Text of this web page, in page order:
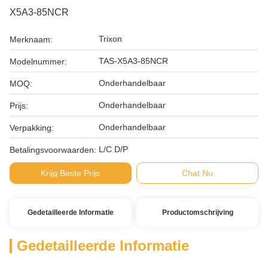
X5A3-85NCR
Merknaam: Trixon
Modelnummer: TAS-X5A3-85NCR
MOQ: Onderhandelbaar
Prijs: Onderhandelbaar
Verpakking: Onderhandelbaar
Betalingsvoorwaarden: L/C D/P
Krijg Beste Prijs Chat Nu
Gedetailleerde Informatie Productomschrijving
Gedetailleerde Informatie